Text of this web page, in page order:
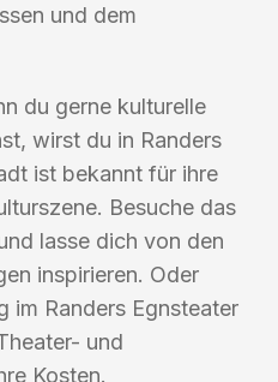
und dem
du gerne kulturelle
wirst du in Randers
ist bekannt für ihre
Besuche das
lasse dich von den
inspirieren. Oder
im Randers Egnsteater
und
Kosten.